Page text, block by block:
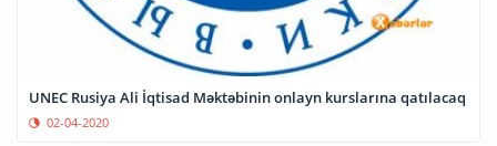
UNEC Rusiya Ali İqtisad Məktəbinin onlayn kurslarına qatılacaq
02-04-2020